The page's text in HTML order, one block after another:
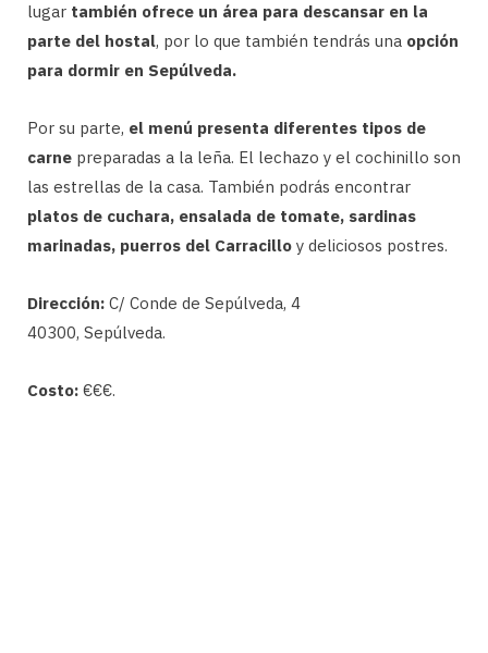
lugar también ofrece un área para descansar en la
parte del hostal, por lo que también tendrás una opción
para dormir en Sepúlveda.
Por su parte, el menú presenta diferentes tipos de
carne preparadas a la leña. El lechazo y el cochinillo son
las estrellas de la casa. También podrás encontrar
platos de cuchara, ensalada de tomate, sardinas
marinadas, puerros del Carracillo y deliciosos postres.
Dirección: C/ Conde de Sepúlveda, 4
40300, Sepúlveda.
Costo: €€€.